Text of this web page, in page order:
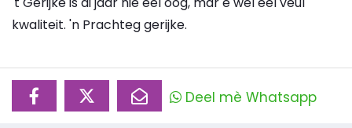
kwaliteit. 'n Prachteg gerijke.
Deel mè Whatsapp